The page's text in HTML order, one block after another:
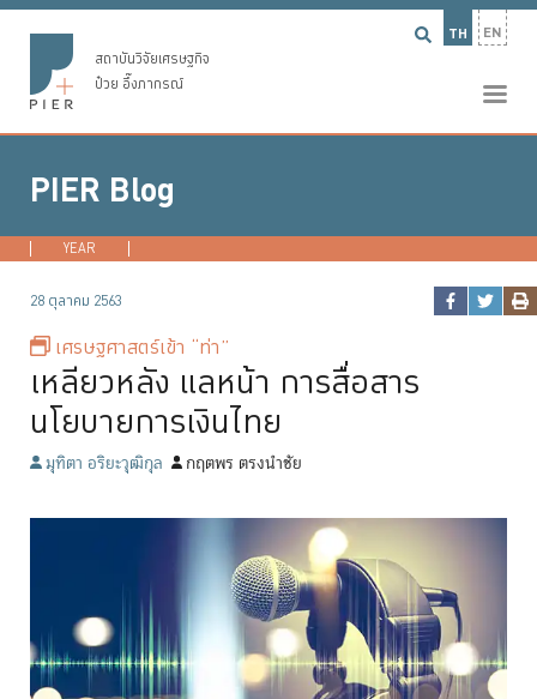
TH EN
สถาบันวิจัยเศรษฐกิจ
ป๋วย อึ๊งภากรณ์
PIER Blog
YEAR
28 ตุลาคม 2563
เศรษฐศาสตร์เข้า “ท่า”
เหลียวหลัง แลหน้า การสื่อสาร
นโยบายการเงินไทย
มุทิตา อริยะวุฒิกุล กฤตพร ตรงนำชัย